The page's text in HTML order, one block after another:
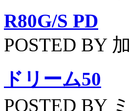
R80G/S PD
POSTED BY
ドリーム50
POSTED BY